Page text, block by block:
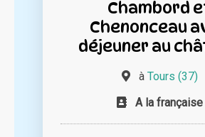
Chambord
Chenonceau
déjeuner au
à Tours (37)
A la française